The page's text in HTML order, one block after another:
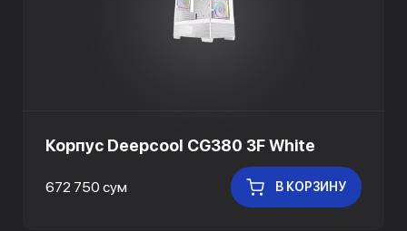
Корпус Deepcool CG380 3F White
672 750 сум В КОРЗИНУ